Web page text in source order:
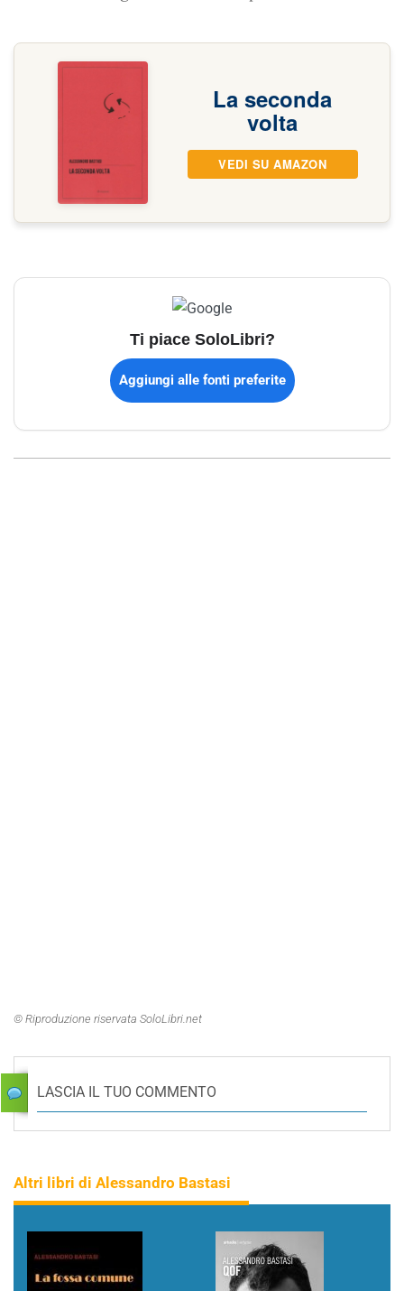
La seconda
volta
VEDI SU AMAZON
Ti piace SoloLibri?
Aggiungi alle fonti preferite
© Riproduzione riservata SoloLibri.net
LASCIA IL TUO COMMENTO
Altri libri di Alessandro Bastasi